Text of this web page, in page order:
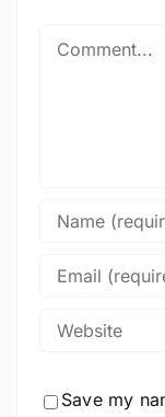
Comment
Save my